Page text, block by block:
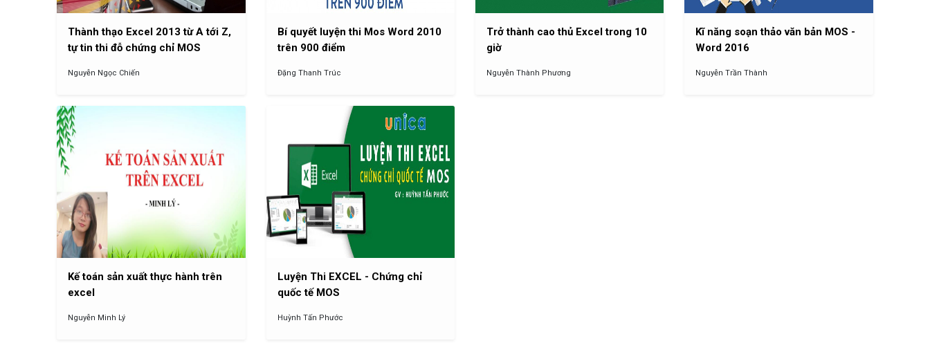
Thành thạo Excel 2013 từ A tới Z,
tự tin thi đỗ chứng chỉ MOS
Nguyễn Ngọc Chiến
Bí quyết luyện thi Mos Word 2010
trên 900 điểm
Đặng Thanh Trúc
Trở thành cao thủ Excel trong 10
giờ
Nguyễn Thành Phương
Kĩ năng soạn thảo văn bản MOS -
Word 2016
Nguyễn Trần Thành
Kế toán sản xuất thực hành trên
excel
Nguyễn Minh Lý
Luyện Thi EXCEL - Chứng chỉ
quốc tế MOS
Huỳnh Tấn Phước